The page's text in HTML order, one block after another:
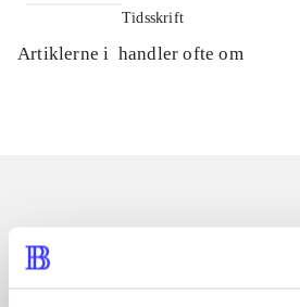
Tidsskrift
Artiklerne i handler ofte om
Artikler med samme emner
Fra